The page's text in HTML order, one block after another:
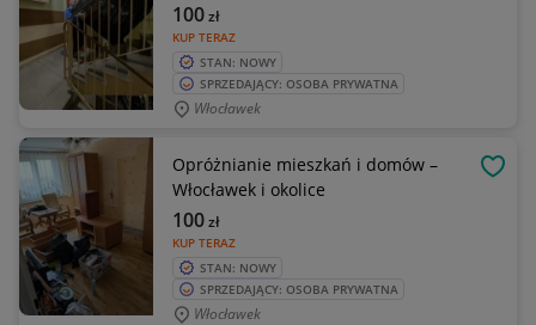
KUP TERAZ
100zł
STAN: NOWY
SPRZEDAJĄCY: OSOBA PRYWATNA
Włocławek
Opróżnianie mieszkań i domów –
Włocławek i okolice
KUP TERAZ
100zł
STAN: NOWY
SPRZEDAJĄCY: OSOBA PRYWATNA
Włocławek